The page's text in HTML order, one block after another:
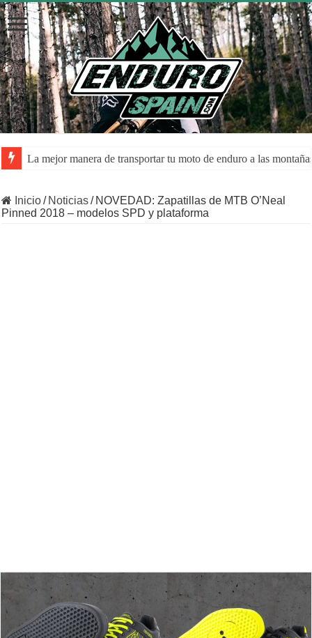
La mejor manera de transportar tu moto de enduro a las
La despolarización mental en el rendimiento de los atletas: una
Inicio/ Noticias/ NOVEDAD: Zapatillas de MTB O’Neal
Pinned 2018 – modelos SPD y plataforma